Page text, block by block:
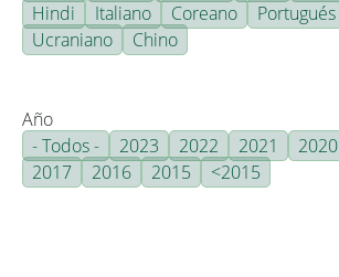
Hindi
Italiano Coreano Portugués
Ucraniano
Chino
Año
- Todos -
2023 2022 2021 2020
2017
2016 2015 <2015